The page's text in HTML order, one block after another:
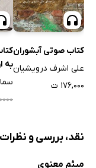
کتاب صوتی آبشوران
علی اشرف درویشیان
۱۷۶,۰۰۰ ت
به
نقد، بررسی و
میثم معنوی